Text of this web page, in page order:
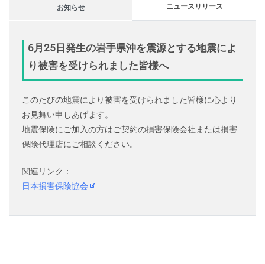
お知らせ ニュースリリース
6月25日発生の岩手県沖を震源とする地震によ
り被害を受けられました皆様へ
このたびの地震により被害を受けられました皆様に心より
お見舞い申しあげます。
地震保険にご加入の方はご契約の損害保険会社または損害
保険代理店にご相談ください。
関連リンク：
日本損害保険協会